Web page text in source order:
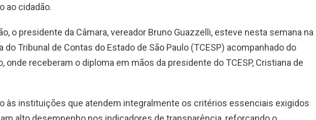
ao cidadão.
o presidente da Câmara, vereador Bruno Guazzelli, esteve nesta semana na
do Tribunal de Contas do Estado de São Paulo (TCESP) acompanhado do
onde receberam o diploma em mãos da presidente do TCESP, Cristiana de
às instituições que atendem integralmente os critérios essenciais exigidos